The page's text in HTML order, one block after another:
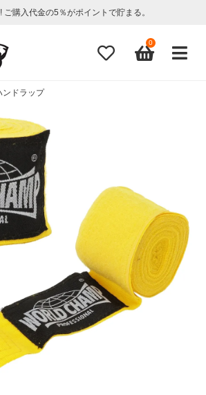
購入代金の5％がポイントで貯まる。
0
ンドラップ